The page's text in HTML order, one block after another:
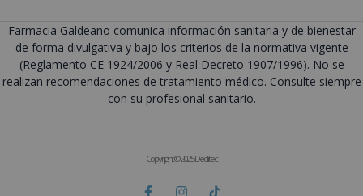
Farmacia Galdeano comunica información sanitaria y de bienestar
de forma divulgativa y bajo los criterios de la normativa vigente
(Reglamento CE 1924/2006 y Real Decreto 1907/1996). No se
realizan recomendaciones de tratamiento médico. Consulte siempre
con su profesional sanitario.
Copyright © 2025 Deditec